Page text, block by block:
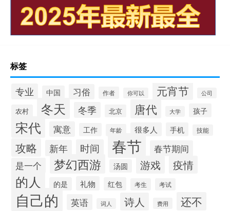
标签
专业 中国 习俗 作者 你可以 元宵节 公司
农村 冬天 冬季 北京 唐代 大学 孩子
宋代 寓意 工作 年龄 很多人 手机 技能
攻略 新年 时间 春节 春节期间
是一个 梦幻西游 汤圆 游戏 疫情
的人 的是 礼物 红包 考生 考试
自己的 英语 词人 诗人 费用 还不